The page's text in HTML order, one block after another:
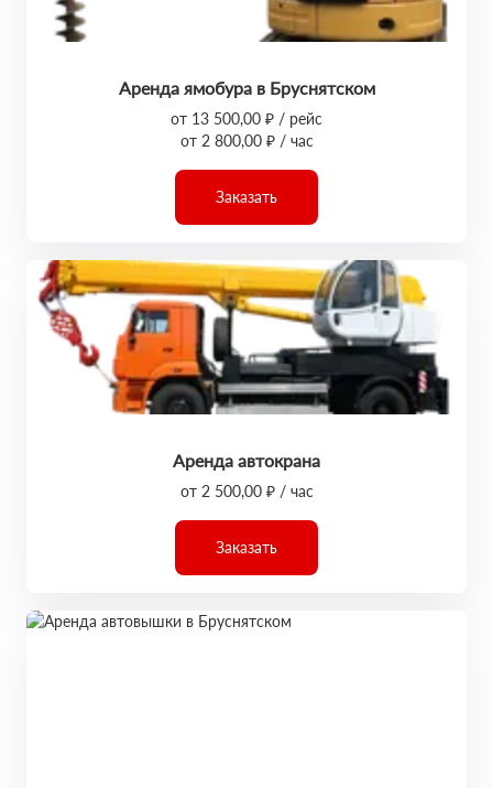
Аренда ямобура в Бруснятском
от 13 500,00 ₽ / рейс
от 2 800,00 ₽ / час
Заказать
Аренда автокрана
от 2 500,00 ₽ / час
Заказать